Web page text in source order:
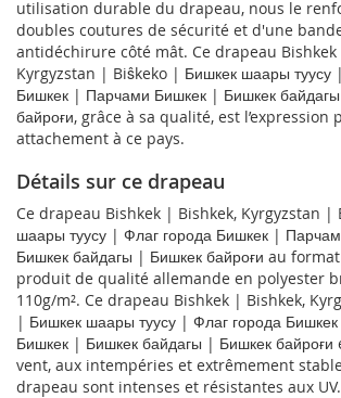
utilisation durable du drapeau, nous le
doubles coutures de sécurité et d'une
antidéchirure côté mât. Ce drapeau
Kyrgyzstan | Biŝkeko | Бишкек шаары туусу
Бишкек | Парчами Бишкек | Бишкек
байроғи, grâce à sa qualité, est
attachement à ce pays.
Détails sur ce drapeau
Ce drapeau Bishkek | Bishkek, Kyrgyzstan |
шаары туусу | Флаг города Бишкек |
Бишкек байдагы | Бишкек байроғи au
produit de qualité allemande en polyester
110g/m². Ce drapeau Bishkek | Bishkek,
| Бишкек шаары туусу | Флаг города
Бишкек | Бишкек байдагы | Бишкек
vent, aux intempéries et extrêmement
drapeau sont intenses et résistantes aux UV.